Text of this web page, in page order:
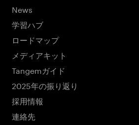
News
学習ハブ
ロードマップ
メディアキット
Tangemガイド
2025年の振り返り
採用情報
連絡先